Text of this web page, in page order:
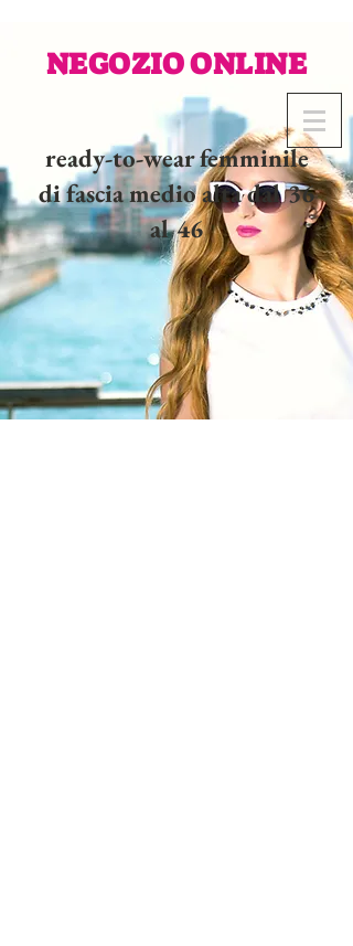
NEGOZIO ONLINE
ready-to-wear femminile
di fascia medio alta dal 36
al 46